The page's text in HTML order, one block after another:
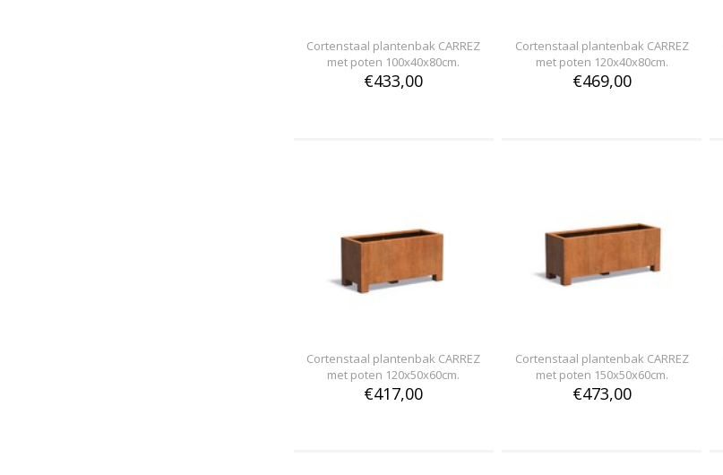
Cortenstaal plantenbak CARREZ
met poten 100x40x80cm.
€433,00
Cortenstaal plantenbak CARREZ
met poten 120x40x80cm.
€469,00
Cortenstaal plantenbak CARREZ
met poten 120x50x60cm.
€417,00
Cortenstaal plantenbak CARREZ
met poten 150x50x60cm.
€473,00